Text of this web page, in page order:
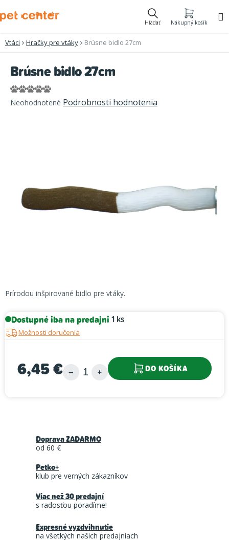
na
Hľadať Nákupný košík
Vtáci Hračky pre vtáky Brúsne bidlo 27cm
Prírodou inšpirované bidlo pre vtáky.
Dostupné iba na predajni 1 ks
Možnosti doručenia
6,45 € DO KOŠÍKA
Brúsne bidlo 27cm
Priemerné
hodnotenie
Neohodnotené Podrobnosti hodnotenia
Doprava ZADARMO
od 60 €
Petko+
klub pre verných zákazníkov
Viac než 30 predajní
s radosťou poradíme!
Expresné vyzdvihnutie
na všetkých našich predajniach